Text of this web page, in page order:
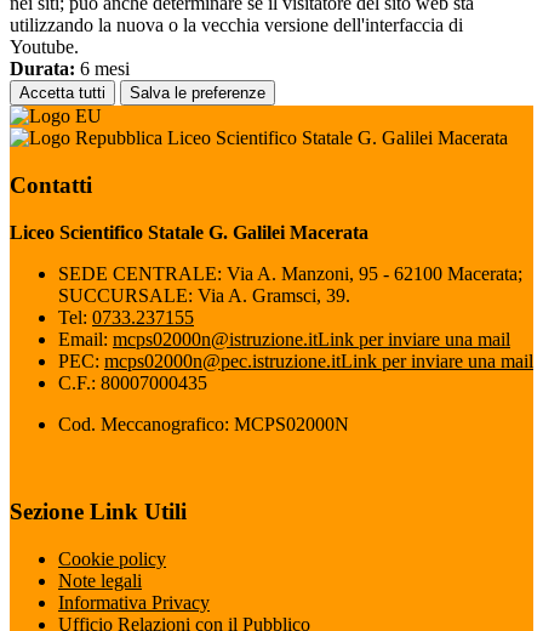
utilizzando la nuova o la vecchia versione dell'interfaccia di
Youtube.
Durata: 6 mesi
Accetta tutti Salva le preferenze
Liceo Scientifico Statale G. Galilei Macerata
Contatti
Liceo Scientifico Statale G. Galilei Macerata
SEDE CENTRALE: Via A. Manzoni, 95 - 62100 Macerata;
SUCCURSALE: Via A. Gramsci, 39.
Tel: 0733.237155
Email: mcps02000n@istruzione.itLink per inviare una mail
PEC: mcps02000n@pec.istruzione.itLink per inviare una mail
C.F.: 80007000435
Cod. Meccanografico: MCPS02000N
Sezione Link Utili
Cookie policy
Note legali
Informativa Privacy
Ufficio Relazioni con il Pubblico